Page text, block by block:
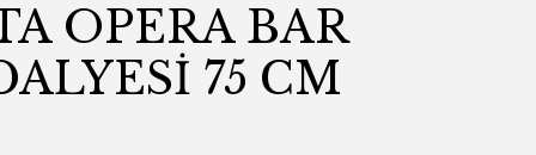
OPERA BAR
75 CM